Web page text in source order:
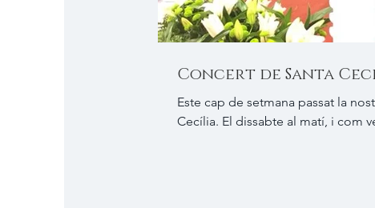
Concert de Santa
Este cap de setmana passat la
Cecília. El dissabte al matí, i com